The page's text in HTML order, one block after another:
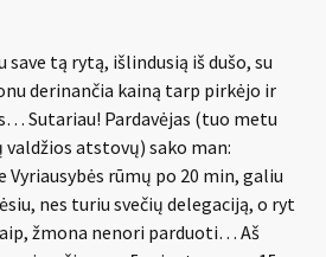
tą rytą, išlindusią iš dušo, su
derinančia kainą tarp pirkėjo ir
Sutariau! Pardavėjas (tuo metu
valdžios atstovų) sako man:
Vyriausybės rūmų po 20 min, galiu
nes turiu svečių delegaciją, o ryt
žmona nenori parduoti… Aš